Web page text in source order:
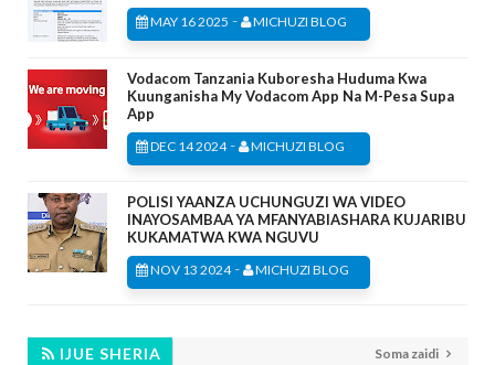
MAY 16 2025 - MICHUZI BLOG
Vodacom Tanzania Kuboresha Huduma Kwa
Kuunganisha My Vodacom App Na M-Pesa Supa
App
DEC 14 2024- MICHUZI BLOG
POLISI YAANZA UCHUNGUZI WA VIDEO
INAYOSAMBAA YA MFANYABIASHARA KUJARIBU
KUKAMATWA KWA NGUVU
NOV 13 2024- MICHUZI BLOG
IJUE SHERIA Soma zaidi